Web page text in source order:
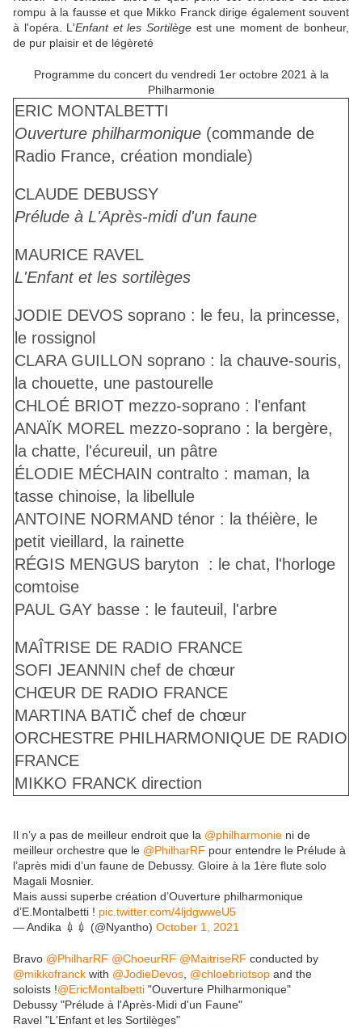
rompu à la fausse et que Mikko Franck dirige également souvent
à l'opéra. L'Enfant et les Sortilège est une moment de bonheur,
de pur plaisir et de légèreté
Programme du concert du vendredi 1er octobre 2021 à la
Philharmonie
ERIC MONTALBETTI
Ouverture philharmonique (commande de
Radio France, création mondiale)
CLAUDE DEBUSSY
Prélude à L'Après-midi d'un faune
MAURICE RAVEL
L'Enfant et les sortilèges
JODIE DEVOS soprano : le feu, la princesse,
le rossignol
CLARA GUILLON soprano : la chauve-souris,
la chouette, une pastourelle
CHLOÉ BRIOT mezzo-soprano : l'enfant
ANAÏK MOREL mezzo-soprano : la bergère,
la chatte, l'écureuil, un pâtre
ÉLODIE MÉCHAIN contralto : maman, la
tasse chinoise, la libellule
ANTOINE NORMAND ténor : la théière, le
petit vieillard, la rainette
RÉGIS MENGUS baryton : le chat, l'horloge
comtoise
PAUL GAY basse : le fauteuil, l'arbre
MAÎTRISE DE RADIO FRANCE
SOFI JEANNIN chef de chœur
CHŒUR DE RADIO FRANCE
MARTINA BATIČ chef de chœur
ORCHESTRE PHILHARMONIQUE DE RADIO
FRANCE
MIKKO FRANCK direction
Il n’y a pas de meilleur endroit que la @philharmonie ni de
meilleur orchestre que le @PhilharRF pour entendre le Prélude à
l’après midi d’un faune de Debussy. Gloire à la 1ère flute solo
Magali Mosnier.
Mais aussi superbe création d’Ouverture philharmonique
d’E.Montalbetti ! pic.twitter.com/4ljdgwweU5
— Andika 💉💉 (@Nyantho) October 1, 2021
Bravo @PhilharRF @ChoeurRF @MaitriseRF conducted by
@mikkofranck with @JodieDevos @chloebriotsop and the
soloists !@EricMontalbetti "Ouverture Philharmonique"
Debussy "Prélude à l'Après-Midi d'un Faune"
Ravel "L'Enfant et les Sortilèges"